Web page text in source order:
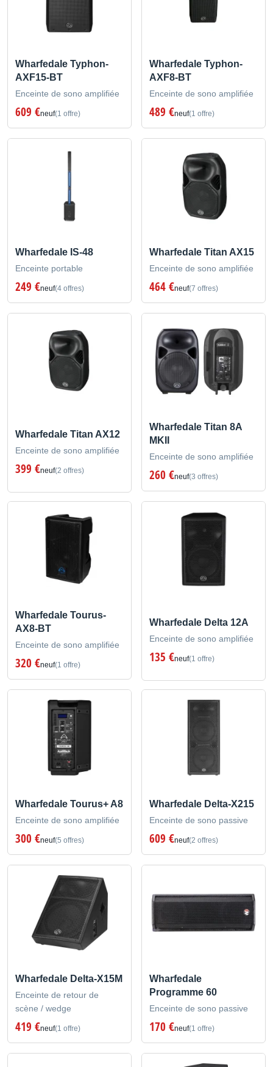
Wharfedale Typhon-
AXF15-BT
Enceinte de sono amplifiée
609 €neuf(1 offre)
Wharfedale Typhon-
AXF8-BT
Enceinte de sono amplifiée
489 €neuf(1 offre)
Wharfedale IS-48
Enceinte portable
249 €neuf(4 offres)
Wharfedale Titan AX15
Enceinte de sono amplifiée
464 €neuf(7 offres)
Wharfedale Titan AX12
Enceinte de sono amplifiée
399 €neuf(2 offres)
Wharfedale Titan 8A
MKII
Enceinte de sono amplifiée
260 €neuf(3 offres)
Wharfedale Tourus-
AX8-BT
Enceinte de sono amplifiée
320 €neuf(1 offre)
Wharfedale Delta 12A
Enceinte de sono amplifiée
135 €neuf(1 offre)
Wharfedale Tourus+ A8
Enceinte de sono amplifiée
300 €neuf(5 offres)
Wharfedale Delta-X215
Enceinte de sono passive
609 €neuf(2 offres)
Wharfedale Delta-X15M
Enceinte de retour de
scène / wedge
419 €neuf(1 offre)
Wharfedale
Programme 60
Enceinte de sono passive
170 €neuf(1 offre)